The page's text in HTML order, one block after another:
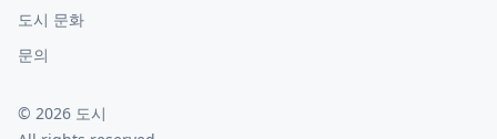
도시 문화
문의
© 2026 도시